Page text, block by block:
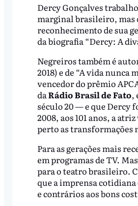
Dercy Gonçalves
marginal brasileiro, mas
reconhecimento de sua
da biografia “Dercy: A
Negreiros também é
2018) e de “A vida
vencedor do prêmio
daRádio Brasil de Fato,
século 20 — e que Dercy
2008, aos 101 anos, a
perto as transformações
Para as gerações mais
em programas de TV.
para o teatro brasileiro.
que a imprensa
e contrários aos bons